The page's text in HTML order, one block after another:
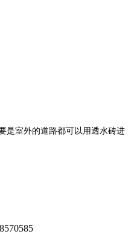
是室外的道路都可以用透水砖进